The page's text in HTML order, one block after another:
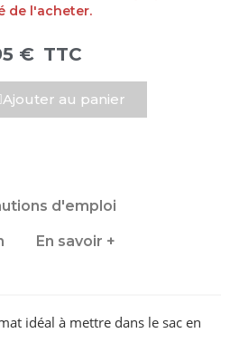
de l'acheter.
€ TTC
Ajouter au panier
d'emploi
En savoir +
idéal à mettre dans le sac en